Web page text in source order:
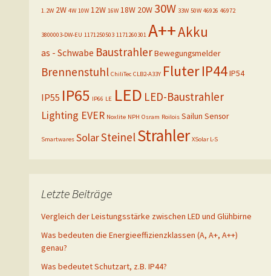
1.2W 2W 4W 10W 12W 16W 18W 20W 30W 33W 50W 46926 46972
3800003-DW-EU 1171250503 1171260301 A++Akku
as - Schwabe BaustrahlerBewegungsmelder
Brennenstuhl ChiliTec CLB2-A33Y FluterIP44IP54
IP55 IP65 IP66 LE LED LED-Baustrahler
Lighting EVER Noxlite NPH Osram Roilois Sailun Sensor
Smartwares SolarSteinelStrahler XSolar L-S
Letzte Beiträge
Vergleich der Leistungsstärke zwischen LED und Glühbirne
Was bedeuten die Energieeffizienzklassen (A, A+, A++)
genau?
Was bedeutet Schutzart, z.B. IP44?